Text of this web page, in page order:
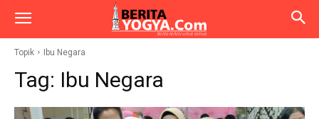
Topik Ibu Negara
Tag: Ibu Negara